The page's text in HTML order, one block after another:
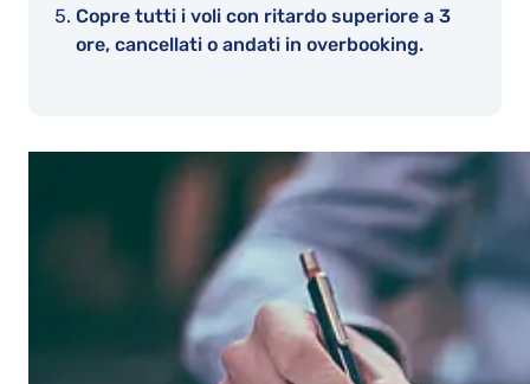
Copre tutti i voli con ritardo superiore a 3
ore, cancellati o andati in overbooking.